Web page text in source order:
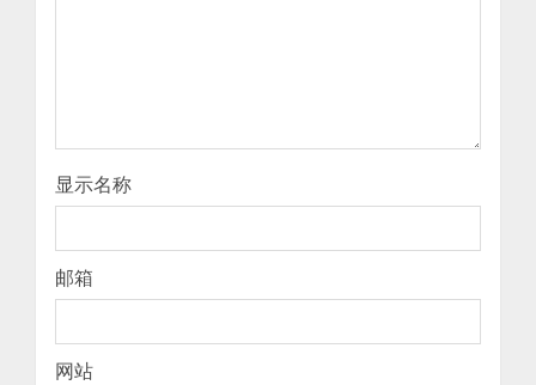
显示名称
邮箱
网站